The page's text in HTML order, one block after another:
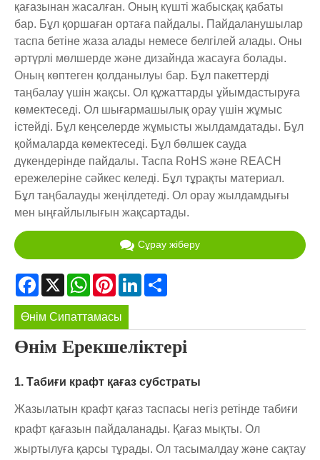
қағазынан жасалған. Оның күшті жабысқақ қабаты
бар. Бұл қоршаған ортаға пайдалы. Пайдаланушылар
таспа бетіне жаза алады немесе белгілей алады. Оны
әртүрлі мөлшерде және дизайнда жасауға болады.
Оның көптеген қолданылуы бар. Бұл пакеттерді
таңбалау үшін жақсы. Ол құжаттарды ұйымдастыруға
көмектеседі. Ол шығармашылық орау үшін жұмыс
істейді. Бұл кеңселерде жұмысты жылдамдатады. Бұл
қоймаларда көмектеседі. Бұл бөлшек сауда
дүкендерінде пайдалы. Таспа RoHS және REACH
ережелеріне сәйкес келеді. Бұл тұрақты материал.
Бұл таңбалауды жеңілдетеді. Ол орау жылдамдығы
мен ыңғайлылығын жақсартады.
Сұрау жіберу
Facebook
X WhatsApp
PinterestLinkedIn
Өнім Сипаттамасы
Өнім Ерекшеліктері
1. Табиғи крафт қағаз субстраты
Жазылатын крафт қағаз таспасы негіз ретінде табиғи
крафт қағазын пайдаланады. Қағаз мықты. Ол
жыртылуға қарсы тұрады. Ол тасымалдау және сақтау